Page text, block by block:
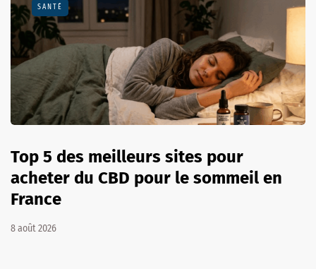
SANTÉ
Top 5 des meilleurs sites pour
acheter du CBD pour le sommeil en
France
8 août 2026